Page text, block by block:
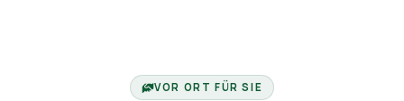
VOR ORT FÜR SIE